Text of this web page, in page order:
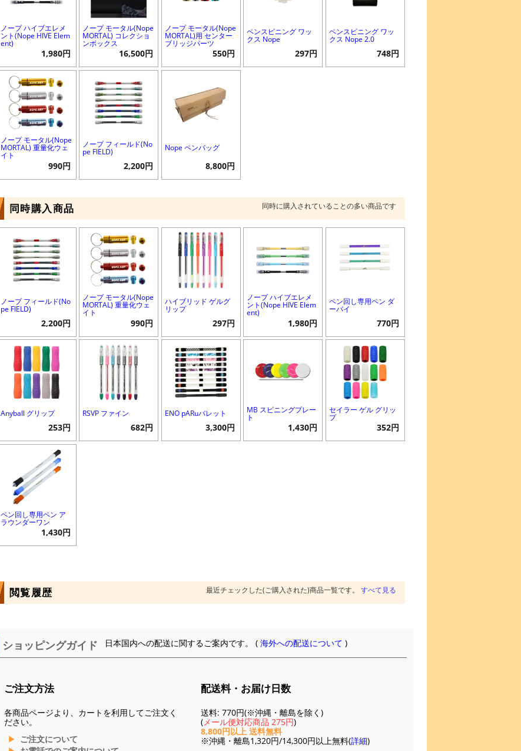
ノープ ハイブエレメ
ント(Nope HIVE Elem
ent)
1,980円
ノープ モータル(Nope
MORTAL) コレクショ
ンボックス
16,500円
ノープ モータル(Nope
MORTAL)用 センター
ブリッジパーツ
550円
ペンスピニング ワッ
クス Nope
297円
ペンスピニング ワッ
クス Nope 2.0
748円
ノープ モータル(Nope
MORTAL) 重量化ウェ
イト
990円
ノープ フィールド(No
pe FIELD)
2,200円
Nope ペンバッグ
8,800円
同時購入商品 同時に購入されていることの多い商品です
ノープ フィールド(No
pe FIELD)
2,200円
ノープ モータル(Nope
MORTAL) 重量化ウェ
イト
990円
ハイブリッド ゲルグ
リップ
297円
ノープ ハイブエレメ
ント(Nope HIVE Elem
ent)
1,980円
ペン回し専用ペン ダ
ーバイ
770円
Anyball グリップ
253円
RSVP ファイン
682円
ENO pARuバレット
3,300円
MB スピニングプレー
ト
1,430円
セイラー ゲル グリッ
プ
352円
ペン回し専用ペン ア
ラウンダーワン
1,430円
閲覧履歴 最近チェックした(ご購入された)商品一覧です。 すべて見る
ショッピングガイド 日本国内への配送に関するご案内です。 (海外への配送について )
ご注文方法
各商品ページより、カートを利用してご注文く
ださい。
ご注文について
配送料・お届け日数
送料: 770円(※沖縄・離島を除く)
(メール便対応商品 275円)
8,800円以上 送料無料
※沖縄・離島1,320円/14,300円以上無料(詳細)